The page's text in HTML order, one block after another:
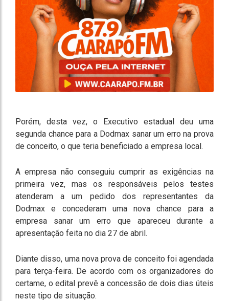
Porém, desta vez, o Executivo estadual deu uma
segunda chance para a Dodmax sanar um erro na prova
de conceito, o que teria beneficiado a empresa local.
A empresa não conseguiu cumprir as exigências na
primeira vez, mas os responsáveis pelos testes
atenderam a um pedido dos representantes da
Dodmax e concederam uma nova chance para a
empresa sanar um erro que apareceu durante a
apresentação feita no dia 27 de abril.
Diante disso, uma nova prova de conceito foi agendada
para terça-feira. De acordo com os organizadores do
certame, o edital prevê a concessão de dois dias úteis
neste tipo de situação.